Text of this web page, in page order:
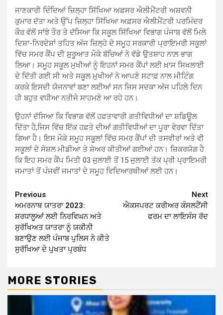
ਜਾਣਕਾਰੀ ਦਿੰਦਿਆਂ ਜ਼ਿਲ੍ਹਾ ਸਿੱਖਿਆ ਅਫ਼ਸਰ ਐਲੀਮੈਂਟਰੀ ਅਸ਼ਵਨੀ
ਕੁਮਾਰ ਦੱਤਾ ਅਤੇ ਉੱਪ ਜ਼ਿਲ੍ਹਾ ਸਿੱਖਿਆ ਅਫ਼ਸਰ ਐਲੀਮੈਂਟਰੀ ਪਰਮਿੰਦਰ
ਕੌਰ ਵੱਲੋਂ ਸਾਂਝੇ ਤੌਰ ਤੇ ਦੱਸਿਆ ਕਿ ਸਕੂਲ ਸਿੱਖਿਆ ਵਿਭਾਗ ਪੰਜਾਬ ਵੱਲੋਂ ਮਿਲੇ
ਦਿਸ਼ਾ-ਨਿਰਦੇਸ਼ਾਂ ਤਹਿਤ ਅੱਜ ਜ਼ਿਲ੍ਹੇ ਦੇ ਸਮੂਹ ਸਰਕਾਰੀ ਪ੍ਰਾਇਮਰੀ ਸਕੂਲਾਂ
ਵਿੱਚ ਸਮਰ ਕੈਂਪ ਦੀ ਸ਼ੁਰੂਆਤ ਮੌਕੇ ਬੱਚਿਆਂ ਨੇ ਵੱਡੇ ਉਤਸ਼ਾਹ ਨਾਲ਼ ਭਾਗ
ਲਿਆ। ਸਮੂਹ ਸਕੂਲ ਮੁਖੀਆਂ ਨੂੰ ਇਹਨਾਂ ਸਮਰ ਕੈਂਪਾਂ ਲਈ ਖ਼ਾਸ ਸਿਖਲਾਈ
ਦੇ ਦਿੱਤੀ ਗਈ ਸੀ ਅਤੇ ਸਕੂਲ ਮੁਖੀਆਂ ਨੇ ਆਪਣੇ ਸਟਾਫ਼ ਨਾਲ ਮੀਟਿੰਗ
ਕਰਕੇ ਇਸਦੀ ਯੋਜਨਾਵਾਂ ਬਣਾ ਲਈਆਂ ਸਨ ਜਿਸ ਸਦਕਾ ਅੱਜ ਪਹਿਲੇ ਦਿਨ
ਹੀ ਬਹੁਤ ਵਧੀਆ ਨਤੀਜੇ ਸਾਹਮਣੇ ਆ ਰਹੇ ਹਨ।
ਉਹਨਾਂ ਦੱਸਿਆ ਕਿ ਵਿਭਾਗ ਵੱਲੋਂ ਹਫ਼ਤਾਵਾਰੀ ਗਤੀਵਿਧੀਆਂ ਦਾ ਸ਼ਡਿਊਲ
ਦਿੱਤਾ ਹੈ,ਜਿਸ ਵਿੱਚ ਇੱਕ ਹਫ਼ਤੇ ਦੀਆਂ ਗਤੀਵਿਧੀਆਂ ਦਾ ਪੂਰਾ ਵੇਰਵਾ ਦਿੱਤਾ
ਗਿਆ ਹੈ। ਇਸ ਮੌਕੇ ਸਮੂਹ ਸਕੂਲਾਂ ਵਿੱਚ ਸਮਰ ਕੈਂਪਾਂ ਦੀ ਤਸਵੀਰਾਂ ਅਤੇ ਵੀ
ਸਕੂਲਾਂ ਦੇ ਸੋਸ਼ਲ ਮੀਡੀਆ ਤੇ ਸ਼ੇਅਰ ਕੀਤੀਆਂ ਗਈਆਂ ਹਨ। ਜ਼ਿਕਰਯੋਗ ਹੈ
ਕਿ ਇਹ ਸਮਰ ਕੈਂਪ ਮਿਤੀ 03 ਜੁਲਾਈ ਤੋਂ 15 ਜੁਲਾਈ ਤੱਕ ਪ੍ਰੀ ਪ੍ਰਾਇਮਰੀ
ਜਮਾਤਾਂ ਤੋਂ ਪੰਜਵੀਂ ਜਮਾਤਾਂ ਦੇ ਸਮੂਹ ਵਿਦਿਆਰਥੀਆਂ ਲਈ ਹਨ।
Continue
Reading
Previous
ਅਮਰਨਾਥ ਯਾਤਰਾ 2023:
ਸ਼ਰਧਾਲੂਆਂ ਲਈ ਨਿਰਵਿਘਨ ਅਤੇ
ਸੁਰੱਖਿਅਤ ਯਾਤਰਾ ਨੂੰ ਯਕੀਨੀ
ਬਣਾਉਣ ਲਈ ਪੰਜਾਬ ਪੁਲਿਸ ਨੇ ਕੀਤੇ
ਸੁਰੱਖਿਆ ਦੇ ਪੁਖਤਾ ਪ੍ਰਬੰਧ
Next
ਐਕਸਪਰਟ ਕਰੀਅਰ ਕੰਸਲਟੈਂਸੀ
ਫਰਮ ਦਾ ਲਾਇਸੰਸ ਰੱਦ
MORE STORIES